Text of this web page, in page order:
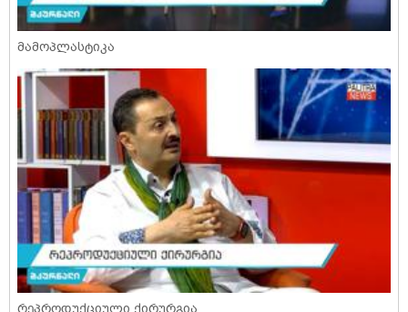
მამოპლასტიკა